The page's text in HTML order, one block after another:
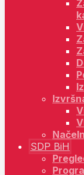
SDP BiH